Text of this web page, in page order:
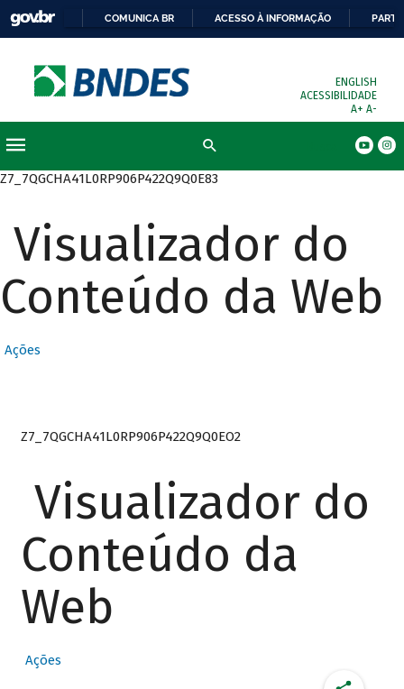
COMUNICA BR ACESSO À INFORMAÇÃO
ENGLISH
ACESSIBILIDADE
A+ A-
Z7_7QGCHA41L0RP906P422Q9Q0E83
Visualizador do
Conteúdo da Web
Ações
Z7_7QGCHA41L0RP906P422Q9Q0EO2
Visualizador do
Conteúdo da
Web
Ações